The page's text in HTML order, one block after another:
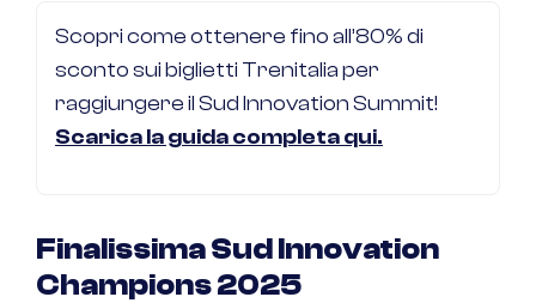
Finalissima Sud Innovation
Champions 2025
Scopri come ottenere fino all’80% di
sconto sui biglietti Trenitalia per
raggiungere il Sud Innovation Summit!
Scarica la guida completa qui.